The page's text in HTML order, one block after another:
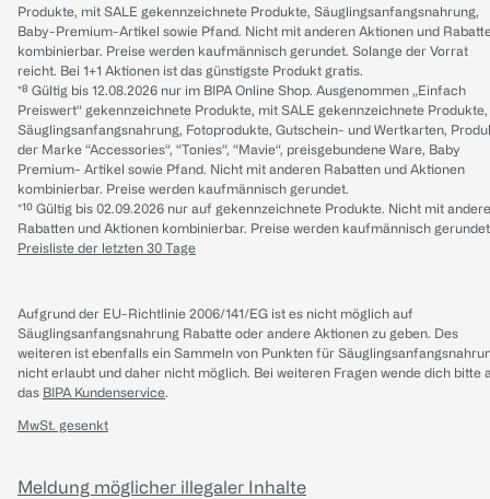
Produkte, mit SALE gekennzeichnete Produkte, Säuglingsanfangsnahrung,
Baby-Premium-Artikel sowie Pfand. Nicht mit anderen Aktionen und
kombinierbar. Preise werden kaufmännisch gerundet. Solange der Vorrat
reicht. Bei 1+1 Aktionen ist das günstigste Produkt gratis.
*⁸ Gültig bis 12.08.2026 nur im BIPA Online Shop. Ausgenommen „Einfach
Preiswert“ gekennzeichnete Produkte, mit SALE gekennzeichnete Produkte,
Säuglingsanfangsnahrung, Fotoprodukte, Gutschein- und Wertkarten,
der Marke “Accessories“, “Tonies“, “Mavie“, preisgebundene Ware, Baby
Premium- Artikel sowie Pfand. Nicht mit anderen Rabatten und Aktionen
kombinierbar. Preise werden kaufmännisch gerundet.
*¹⁰ Gültig bis 02.09.2026 nur auf gekennzeichnete Produkte. Nicht mit
Rabatten und Aktionen kombinierbar. Preise werden kaufmännisch
Preisliste der letzten 30 Tage
Aufgrund der EU-Richtlinie 2006/141/EG ist es nicht möglich auf
Säuglingsanfangsnahrung Rabatte oder andere Aktionen zu geben. Des
weiteren ist ebenfalls ein Sammeln von Punkten für
nicht erlaubt und daher nicht möglich. Bei weiteren Fragen wende dich bitte
das BIPA Kundenservice.
MwSt. gesenkt
Meldung möglicher illegaler Inhalte